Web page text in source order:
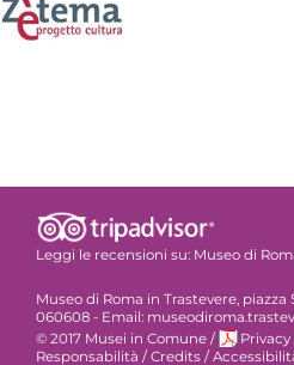
Leggi le recensioni su: Museo di
Museo di Roma in Trastevere, piazza
060608 - Email:
© 2017 Musei in Comune / Privacy
Responsabilità / Credits /